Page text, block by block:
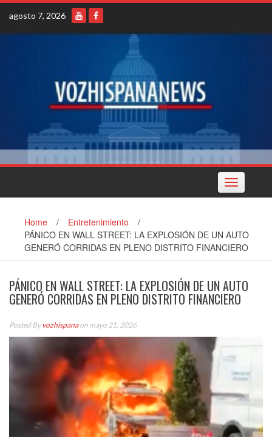
Skip
content
agosto 7, 2026
Toggle
navigation
Home / Entretenimiento
/
PÁNICO EN WALL STREET: LA EXPLOSIÓN DE UN AUTO
GENERÓ CORRIDAS EN PLENO DISTRITO FINANCIERO
PÁNICO EN WALL STREET: LA EXPLOSIÓN DE UN AUTO
GENERÓ CORRIDAS EN PLENO DISTRITO FINANCIERO
Posted Byvozhispanaon mayo 21, 2026